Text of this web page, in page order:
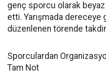
genç sporcu olarak beyaz
etti. Yarışmada
düzenlenen törende
Sporculardan
Tam Not